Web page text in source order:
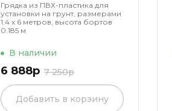
Грядка из ПВХ-пластика для
установки на грунт, размерами
1.4 х 6 метров, высота бортов
0.185 м
В наличии
6 888р 7 250р
Добавить в корзину